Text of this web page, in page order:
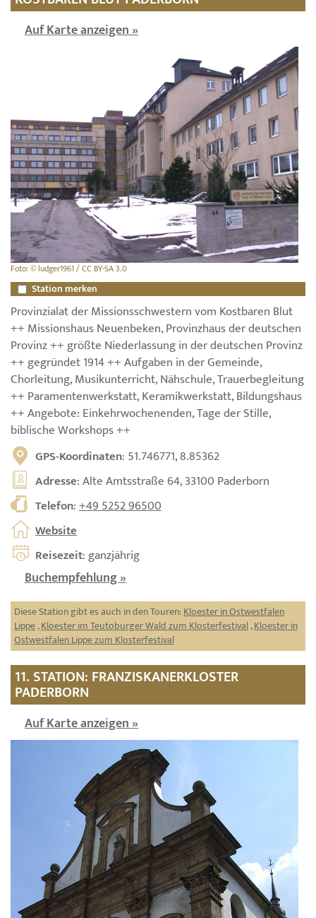
Auf Karte anzeigen »
Foto: © ludger1961 / CC BY-SA 3.0
Station merken
Provinzialat der Missionsschwestern vom Kostbaren Blut
++ Missionshaus Neuenbeken, Provinzhaus der deutschen
Provinz ++ größte Niederlassung in der deutschen Provinz
++ gegründet 1914 ++ Aufgaben in der Gemeinde,
Chorleitung, Musikunterricht, Nähschule, Trauerbegleitung
++ Paramentenwerkstatt, Keramikwerkstatt, Bildungshaus
++ Angebote: Einkehrwochenenden, Tage der Stille,
biblische Workshops ++
GPS-Koordinaten: 51.746771, 8.85362
Adresse: Alte Amtsstraße 64, 33100 Paderborn
Telefon:+49 5252 96500
Website
Reisezeit: ganzjährig
Buchempfehlung »
Diese Station gibt es auch in den Touren:Kloester in Ostwestfalen
Lippe,Kloester im Teutoburger Wald zum Klosterfestival,Kloester in
Ostwestfalen Lippe zum Klosterfestival
11. STATION: FRANZISKANERKLOSTER
PADERBORN
Auf Karte anzeigen »